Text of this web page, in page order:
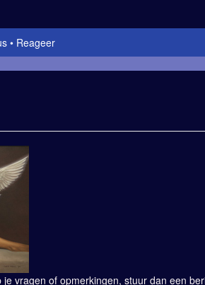
Reageer
vragen of opmerkingen, stuur dan een